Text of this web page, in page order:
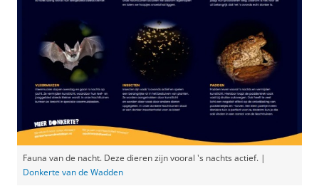
Fauna van de nacht. Deze dieren zijn vooral 's nachts actief. |
Donkerte van de Wadden